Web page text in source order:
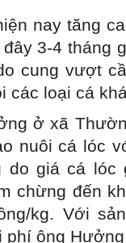
nay tăng
3-4 tháng
cung vượt
các loại cá
ở xã
nuôi cá lóc
do giá cá lóc
chừng đến
kg. Với
phí ông